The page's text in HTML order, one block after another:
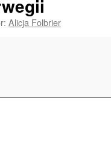
Alicja Folbrier